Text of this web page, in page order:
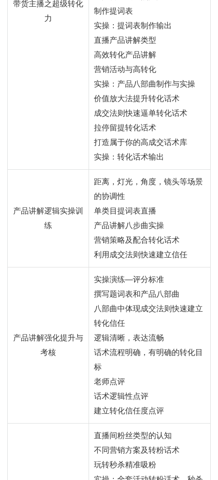
带货主播之超级转化
力
制作提词表
实操：提词表制作输出
直播产品讲解类型
高效转化产品讲解
营销活动与高转化
实操：产品八部曲制作与实操
价值放大法提升转化话术
成交法则快速逼单转化话术
拉停留提转化话术
打造属于你的高成交话术库
实操：转化话术输出
产品讲解逻辑实操训
练
距离，灯光，角度，镜头等场景
的协调性
单类目提词表直播
产品讲解八步曲实操
营销策略及配合转化话术
利用成交法则快速建立信任
产品讲解强化提升与
考核
实操演练—评分标准
撰写题词表和产品八部曲
八部曲中体现成交法则快速建立
转化信任
逻辑清晰，表达流畅
话术流程明确，有明确的转化目
标
老师点评
话术逻辑性点评
建立转化信任度点评
直播间粉丝类型的认知
不同营销方案及转粉话术
玩转秒杀精准吸粉